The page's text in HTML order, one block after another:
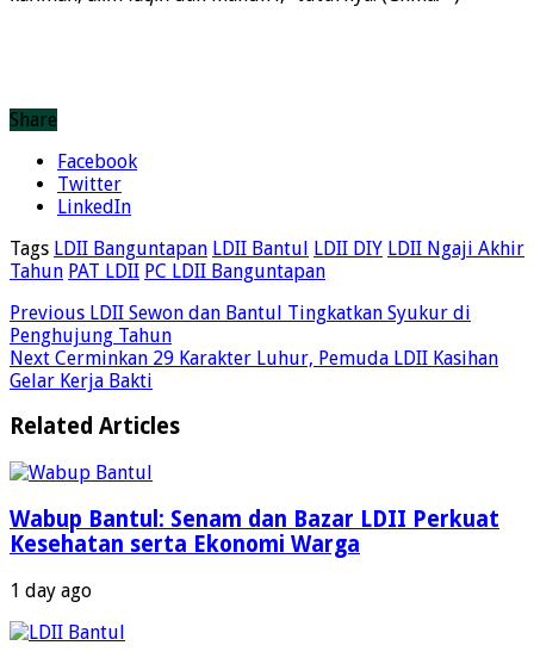
Share
Facebook
Twitter
LinkedIn
Tags LDII Banguntapan LDII Bantul LDII DIY LDII Ngaji Akhir
Tahun PAT LDII PC LDII Banguntapan
Previous LDII Sewon dan Bantul Tingkatkan Syukur di
Penghujung Tahun
Next Cerminkan 29 Karakter Luhur, Pemuda LDII Kasihan
Gelar Kerja Bakti
Related Articles
Wabup Bantul: Senam dan Bazar LDII Perkuat
Kesehatan serta Ekonomi Warga
1 day ago